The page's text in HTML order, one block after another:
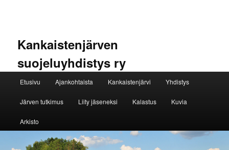
Kankaistenjärven
suojeluyhdistys ry
Siirry sisältöön
Siirry toissijaiseen sisältöön
Etusivu Ajankohtaista Kankaistenjärvi Yhdistys
Järven tutkimus Liity jäseneksi Kalastus Kuvia
Arkisto